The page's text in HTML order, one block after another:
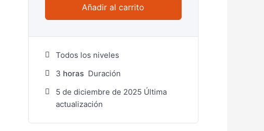
Añadir al carrito
Todos los niveles
3 horas Duración
5 de diciembre de 2025 Última
actualización